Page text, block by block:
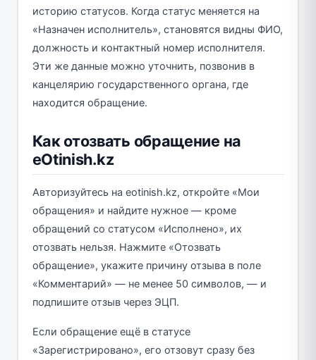
историю статусов. Когда статус меняется на
«Назначен исполнитель», становятся видны ФИО,
должность и контактный номер исполнителя.
Эти же данные можно уточнить, позвонив в
канцелярию государственного органа, где
находится обращение.
Как отозвать обращение на
eOtinish.kz
Авторизуйтесь на eotinish.kz, откройте «Мои
обращения» и найдите нужное — кроме
обращений со статусом «Исполнено», их
отозвать нельзя. Нажмите «Отозвать
обращение», укажите причину отзыва в поле
«Комментарий» — не менее 50 символов, — и
подпишите отзыв через ЭЦП.
Если обращение ещё в статусе
«Зарегистрировано», его отзовут сразу без